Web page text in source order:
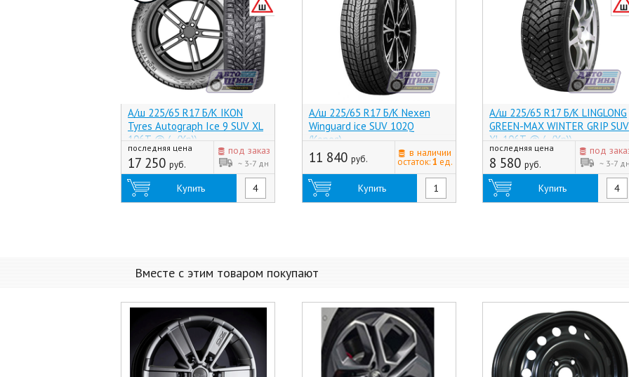
А/ш 225/65 R17 Б/К IKON
Tyres Autograph Ice 9 SUV XL
106T @ (-, (Хр))
последняя цена
17 250 руб.
под заказ
~ 3-7 дн
Купить
А/ш 225/65 R17 Б/К Nexen
Winguard ice SUV 102Q
(Корея)
11 840 руб.
в наличии
остаток:1 ед.
Купить
А/ш 225/65 R17 Б/К LINGLONG
GREEN-MAX WINTER GRIP SUV
XL 106T @ (-, (Хр))
последняя цена
8 580 руб.
под
~ 3-7 дн
Купить
Вместе с этим товаром покупают